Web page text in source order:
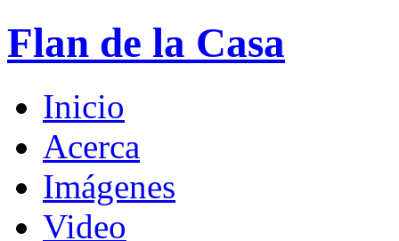
Flan de la Casa
Inicio
Acerca
Imágenes
Video